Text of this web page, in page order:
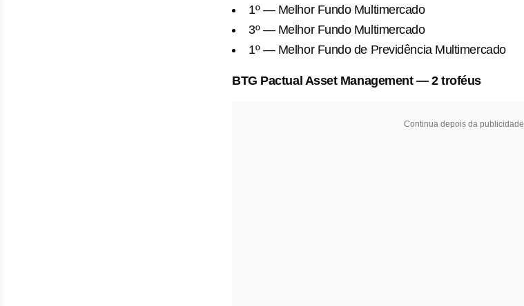
1º — Melhor Fundo Multimercado
3º — Melhor Fundo Multimercado
1º — Melhor Fundo de Previdência Multimercado
BTG Pactual Asset Management — 2 troféus
Continua depois da publicidade